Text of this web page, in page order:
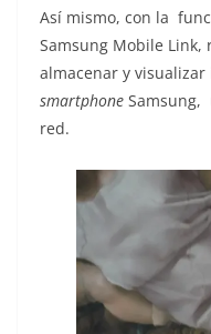
Así mismo, con la
Samsung Mobile
almacenar y
smartphone Samsung,
red.